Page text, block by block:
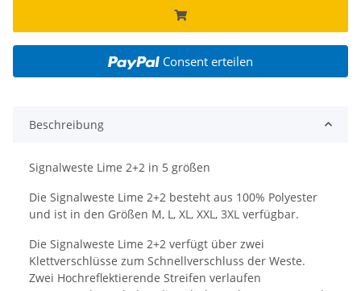
Consent erteilen
Beschreibung
Signalweste Lime 2+2 in 5 größen
Die Signalweste Lime 2+2 besteht aus 100% Polyester
und ist in den Größen M, L, XL, XXL, 3XL verfügbar.
Die Signalweste Lime 2+2 verfügt über zwei
Klettverschlüsse zum Schnellverschluss der Weste.
Zwei Hochreflektierende Streifen verlaufen